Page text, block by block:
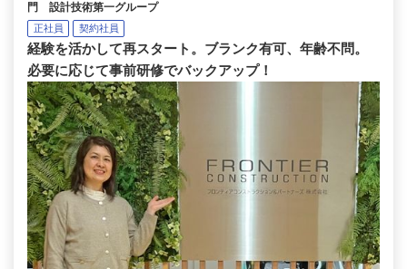
門 設計技術第一グループ
正社員 契約社員
経験を活かして再スタート。ブランク有可、年齢不問。
必要に応じて事前研修でバックアップ！